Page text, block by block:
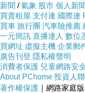
「 Real Barrier沛
新聞 /氣象 股市 個人新
買賣租屋 支付連 國際連
買車 旅行團 汽車險推薦
一元簡訊 直播達人 數位
買網址 虛擬主機 企業郵
廣告刊登 隱私權聲明
消費者保護 兒童網路安
About PChome 投資人
著作權保護 ｜網路家庭